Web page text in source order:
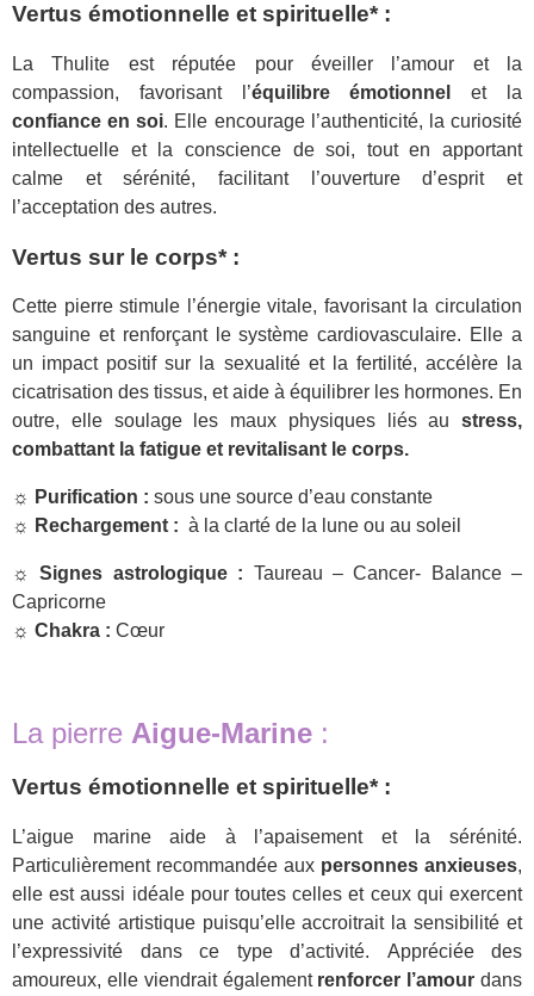
Vertus émotionnelle et spirituelle* :
La Thulite est réputée pour éveiller l’amour et la
compassion, favorisant l’équilibre émotionnel
et la
confiance en soi. Elle encourage l’authenticité, la curiosité
intellectuelle et la conscience de soi, tout en apportant
calme et sérénité, facilitant l’ouverture d’esprit et
l’acceptation des autres.
Vertus sur le corps* :
Cette pierre stimule l’énergie vitale, favorisant la circulation
sanguine et renforçant le système cardiovasculaire. Elle a
un impact positif sur la sexualité et la fertilité, accélère la
cicatrisation des tissus, et aide à équilibrer les hormones. En
outre, elle soulage les maux physiques liés au stress,
combattant la fatigue et revitalisant le corps.
☼ Purification : sous une source d’eau constante
☼ Rechargement : à la clarté de la lune ou au soleil
☼ Signes astrologique : Taureau – Cancer- Balance –
Capricorne
☼ Chakra : Cœur
La pierre Aigue-Marine :
Vertus émotionnelle et spirituelle* :
L’aigue marine aide à l’apaisement et la sérénité.
Particulièrement recommandée aux personnes anxieuses,
elle est aussi idéale pour toutes celles et ceux qui exercent
une activité artistique puisqu’elle accroitrait la sensibilité et
l’expressivité dans ce type d’activité. Appréciée des
amoureux, elle viendrait également renforcer l’amour dans